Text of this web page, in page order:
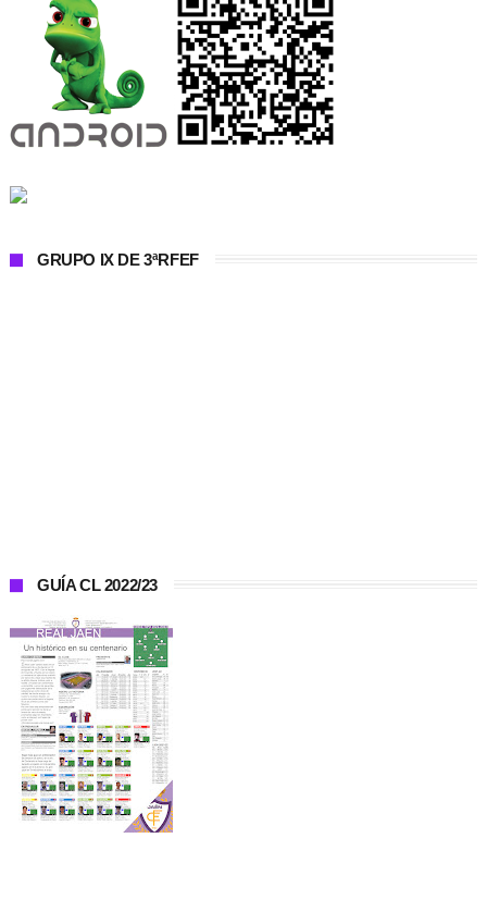
GRUPO IX DE 3ªRFEF
GUÍA CL 2022/23